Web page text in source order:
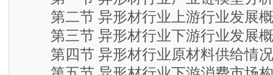
第一节 异形材行业产业链模型分析
第二节 异形材行业上游行业发展
第三节 异形材行业下游行业发展
第四节 异形材行业原材料供给情况